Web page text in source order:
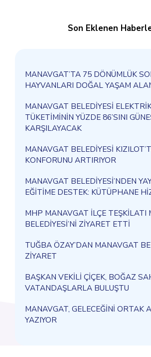
Son Eklenen
MANAVGAT’TA 75 DÖNÜMLÜK
HAYVANLARI DOĞAL YAŞAM
MANAVGAT BELEDİYESİ
TÜKETİMİNİN YÜZDE 86’SINI
KARŞILAYACAK
MANAVGAT BELEDİYESİ
KONFORUNU ARTIRIYOR
MANAVGAT BELEDİYESİ’NDEN
EĞİTİME DESTEK: KÜTÜPHANE
MHP MANAVGAT İLÇE TEŞKİLATI
BELEDİYESİ’Nİ ZİYARET ETTİ
TUĞBA ÖZAY’DAN MANAVGAT
ZİYARET
BAŞKAN VEKİLİ ÇİÇEK, BOĞAZ
VATANDAŞLARLA BULUŞTU
MANAVGAT, GELECEĞİNİ ORTAK
YAZIYOR